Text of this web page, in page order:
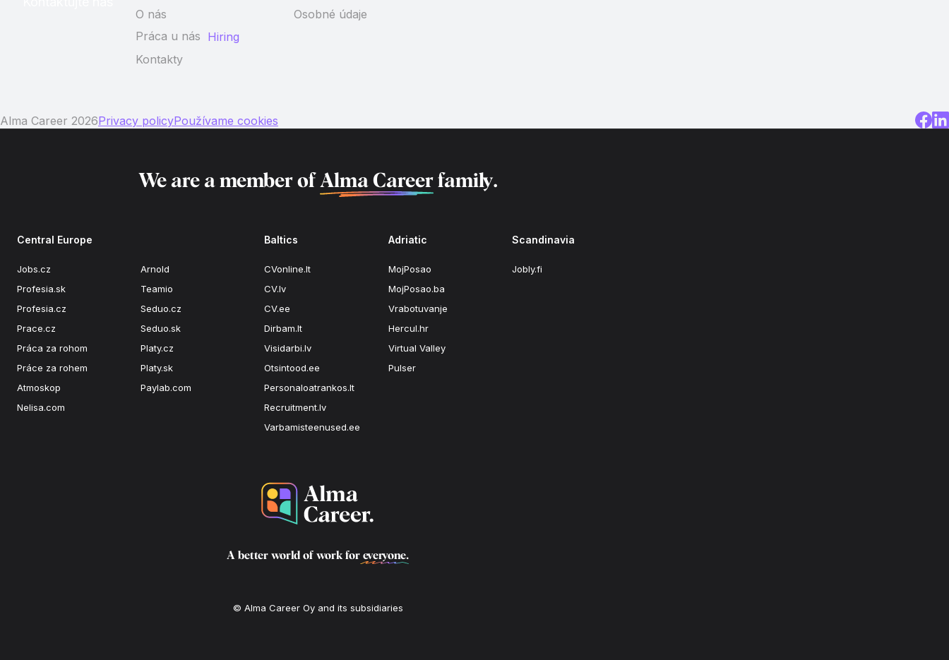
O nás
Práca u nás Hiring
Kontakty
Osobné údaje
Alma Career 2026Privacy policyPoužívame cookies
We are a member of Alma Careerfamily.
Central Europe
Jobs.cz
Profesia.sk
Profesia.cz
Prace.cz
Práca za rohom
Práce za rohem
Atmoskop
Nelisa.com
Arnold
Teamio
Seduo.cz
Seduo.sk
Platy.cz
Platy.sk
Paylab.com
Baltics
CVonline.lt
CV.lv
CV.ee
Dirbam.lt
Visidarbi.lv
Otsintood.ee
Personaloatrankos.lt
Recruitment.lv
Varbamisteenused.ee
Adriatic
MojPosao
MojPosao.ba
Vrabotuvanje
Hercul.hr
Virtual Valley
Pulser
Scandinavia
Jobly.fi
A better world of work for everyone.
© Alma Career Oy and its subsidiaries